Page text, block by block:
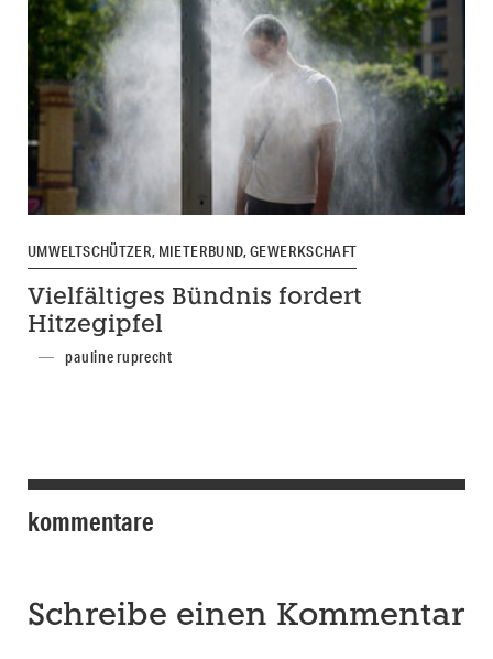
UMWELTSCHÜTZER, MIETERBUND, GEWERKSCHAFT
Vielfältiges Bündnis fordert
Hitzegipfel
pauline ruprecht
kommentare
Schreibe einen Kommentar